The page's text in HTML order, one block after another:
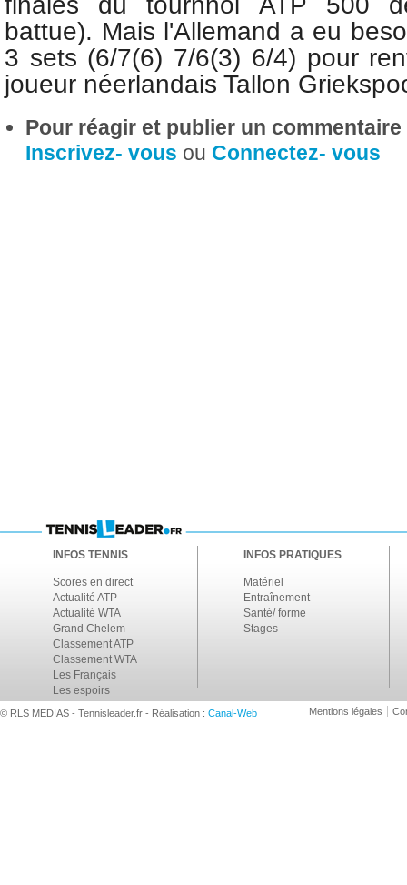
battue). Mais l'Allemand a eu
3 sets (6/7(6) 7/6(3) 6/4) pour
joueur néerlandais Tallon
Pour réagir et publier un
Inscrivez- vous ou Connectez- vous
INFOS TENNIS
Scores en direct
Actualité ATP
Actualité WTA
Grand Chelem
Classement ATP
Classement WTA
Les Français
Les espoirs
INFOS PRATIQUES
Matériel
Entraînement
Santé/ forme
Stages
© RLS MEDIAS - Tennisleader.fr - Réalisation : Canal-Web Mentions légales